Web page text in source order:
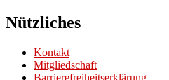
Nützliches
Kontakt
Mitgliedschaft
Barrierefreiheitserklärung